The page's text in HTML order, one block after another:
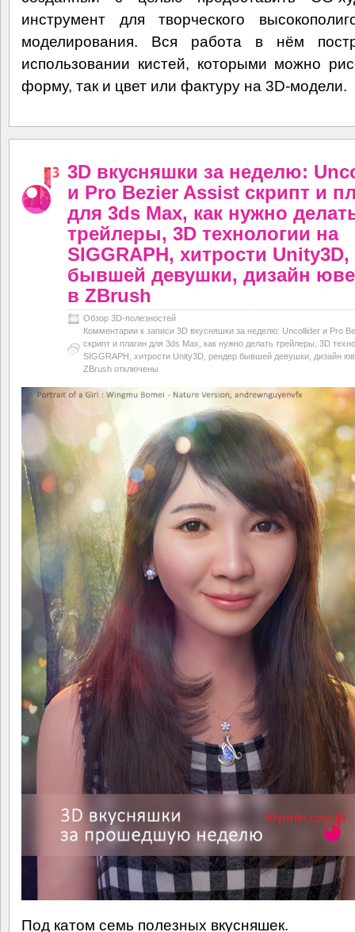
инструмент для творческого
моделирования. Вся работа в нём
использовании кистей, которыми можно
форму, так и цвет или фактуру на 3D-модели.
3D вкусняшки за неделю:
и Pro Bezier Assist скрипт и
для 3ds Max, как нужно
трейлеры, 3D технологии на
SIGGRAPH, хитрости
бывшей девушки, дизайн
в ZBrush
Обзор 3D-полезностей
Комментарии к записи 3D вкусняшки за неделю: Uncollider и Pro
скрипт и плагин для 3ds Max, как нужно делать трейлеры, 3D
SIGGRAPH, хитрости Unity3D, рендер бывшей девушки, дизайн
ZBrush отключены
Под катом семь полезных вкусняшек.